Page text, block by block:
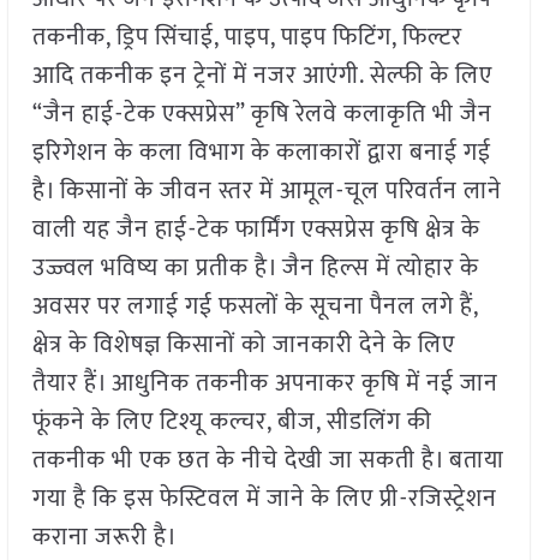
तकनीक, ड्रिप सिंचाई, पाइप, पाइप फिटिंग, फिल्टर
आदि तकनीक इन ट्रेनों में नजर आएंगी. सेल्फी के लिए
“जैन हाई-टेक एक्सप्रेस” कृषि रेलवे कलाकृति भी जैन
इरिगेशन के कला विभाग के कलाकारों द्वारा बनाई गई
है। किसानों के जीवन स्तर में आमूल-चूल परिवर्तन लाने
वाली यह जैन हाई-टेक फार्मिंग एक्सप्रेस कृषि क्षेत्र के
उज्ज्वल भविष्य का प्रतीक है। जैन हिल्स में त्योहार के
अवसर पर लगाई गई फसलों के सूचना पैनल लगे हैं,
क्षेत्र के विशेषज्ञ किसानों को जानकारी देने के लिए
तैयार हैं। आधुनिक तकनीक अपनाकर कृषि में नई जान
फूंकने के लिए टिश्यू कल्चर, बीज, सीडलिंग की
तकनीक भी एक छत के नीचे देखी जा सकती है। बताया
गया है कि इस फेस्टिवल में जाने के लिए प्री-रजिस्ट्रेशन
कराना जरूरी है।